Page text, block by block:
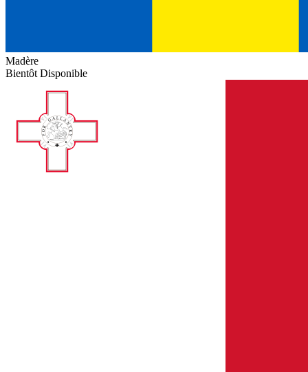
Madère
Bientôt Disponible